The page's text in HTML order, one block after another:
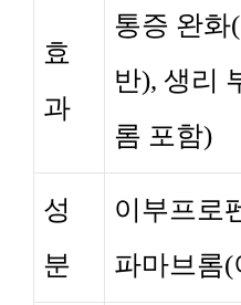
효
과
통증 완화
반), 생리
롬 포함)
성
분
이부프로
파마브롬(